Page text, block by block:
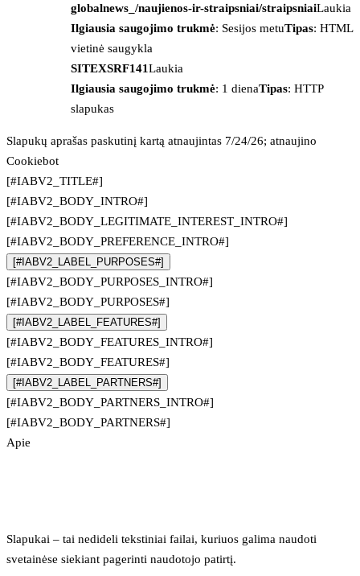
globalnews_/naujienos-ir-straipsniai/straipsniaiLaukia
Ilgiausia saugojimo trukmė: Sesijos metuTipas: HTML
vietinė saugykla
SITEXSRF141Laukia
Ilgiausia saugojimo trukmė: 1 dienaTipas: HTTP
slapukas
Slapukų aprašas paskutinį kartą atnaujintas 7/24/26; atnaujino
Cookiebot
[#IABV2_TITLE#]
[#IABV2_BODY_INTRO#]
[#IABV2_BODY_LEGITIMATE_INTEREST_INTRO#]
[#IABV2_BODY_PREFERENCE_INTRO#]
[#IABV2_LABEL_PURPOSES#]
[#IABV2_BODY_PURPOSES_INTRO#]
[#IABV2_BODY_PURPOSES#]
[#IABV2_LABEL_FEATURES#]
[#IABV2_BODY_FEATURES_INTRO#]
[#IABV2_BODY_FEATURES#]
[#IABV2_LABEL_PARTNERS#]
[#IABV2_BODY_PARTNERS_INTRO#]
[#IABV2_BODY_PARTNERS#]
Apie
Slapukai – tai nedideli tekstiniai failai, kuriuos galima naudoti
svetainėse siekiant pagerinti naudotojo patirtį.